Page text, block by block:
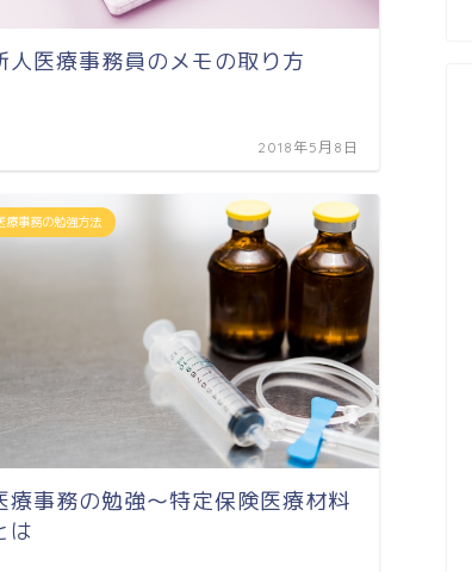
人医療事務員のメモの取り方
2018年5月8日
療事務の勉強方法
療事務の勉強～特定保険医療材料
は